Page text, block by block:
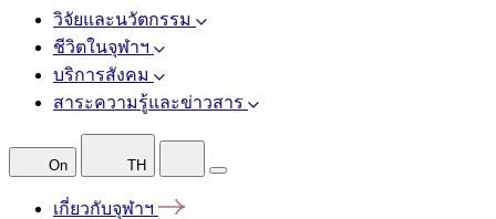
วิจัยและนวัตกรรม
ชีวิตในจุฬาฯ
บริการสังคม
สาระความรู้และข่าวสาร
On TH
เกี่ยวกับจุฬาฯ